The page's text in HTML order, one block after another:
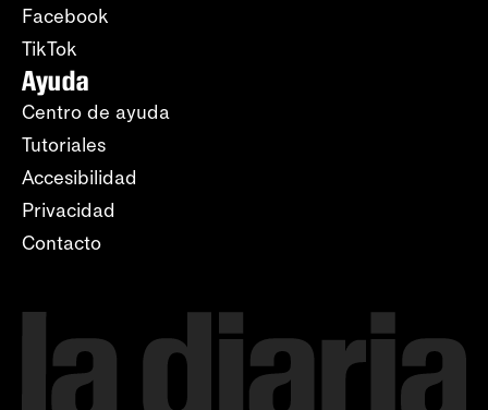
Facebook
TikTok
Ayuda
Centro de ayuda
Tutoriales
Accesibilidad
Privacidad
Contacto